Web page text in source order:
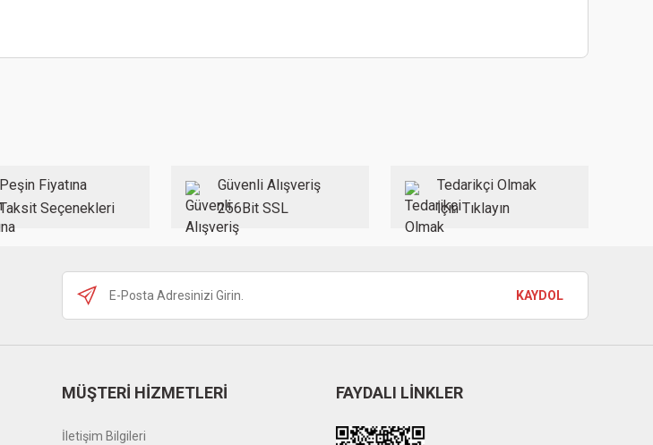
Gönder
Peşin Fiyatına
Seçenekleri
Güvenli Alışveriş
256Bit SSL
Tedarikçi Olmak
İçin Tıklayın
KAYDOL
MÜŞTERİ HİZMETLERİ
İletişim Bilgileri
FAYDALI LİNKLER